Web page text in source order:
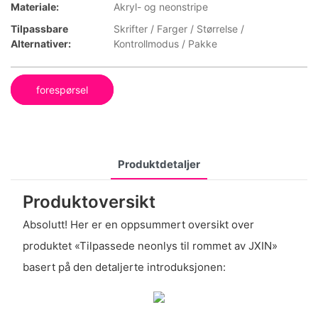
Materiale:
Akryl- og neonstripe
Tilpassbare
Alternativer:
Skrifter / Farger / Størrelse /
Kontrollmodus / Pakke
forespørsel
Produktdetaljer
Produktoversikt
Absolutt! Her er en oppsummert oversikt over
produktet «Tilpassede neonlys til rommet av JXIN»
basert på den detaljerte introduksjonen: